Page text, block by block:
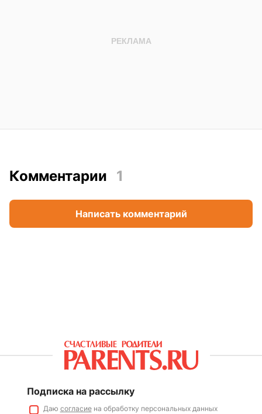
Комментарии 1
Написать комментарий
Подписка на рассылку
Даю согласиена обработку персональных данных